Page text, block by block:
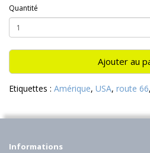
Quantité
Ajouter au
Etiquettes : Amérique, USA, route 66,
Informations